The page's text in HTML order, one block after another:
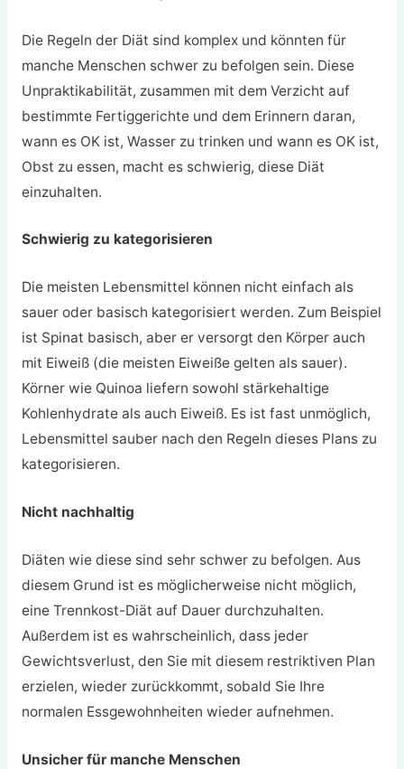
Die Regeln der Diät sind komplex und könnten für
manche Menschen schwer zu befolgen sein. Diese
Unpraktikabilität, zusammen mit dem Verzicht auf
bestimmte Fertiggerichte und dem Erinnern daran,
wann es OK ist, Wasser zu trinken und wann es OK ist,
Obst zu essen, macht es schwierig, diese Diät
einzuhalten.
Schwierig zu kategorisieren
Die meisten Lebensmittel können nicht einfach als
sauer oder basisch kategorisiert werden. Zum Beispiel
ist Spinat basisch, aber er versorgt den Körper auch
mit Eiweiß (die meisten Eiweiße gelten als sauer).
Körner wie Quinoa liefern sowohl stärkehaltige
Kohlenhydrate als auch Eiweiß. Es ist fast unmöglich,
Lebensmittel sauber nach den Regeln dieses Plans zu
kategorisieren.
Nicht nachhaltig
Diäten wie diese sind sehr schwer zu befolgen. Aus
diesem Grund ist es möglicherweise nicht möglich,
eine Trennkost-Diät auf Dauer durchzuhalten.
Außerdem ist es wahrscheinlich, dass jeder
Gewichtsverlust, den Sie mit diesem restriktiven Plan
erzielen, wieder zurückkommt, sobald Sie Ihre
normalen Essgewohnheiten wieder aufnehmen.
Unsicher für manche Menschen